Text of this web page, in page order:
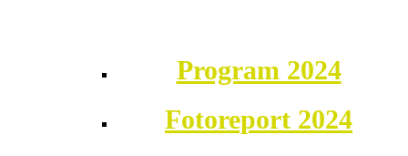
Program 2024
Fotoreport 2024